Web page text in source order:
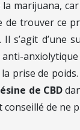
marijuana,
de trouver ce
d’une
prise de
de CBD
de ne